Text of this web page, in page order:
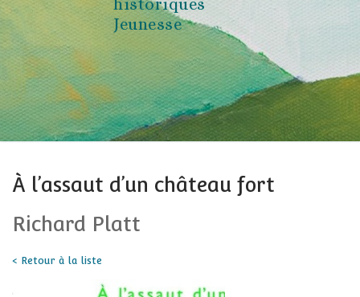
historiques
Jeunesse
À l’assaut d’un château fort
Richard Platt
< Retour à la liste